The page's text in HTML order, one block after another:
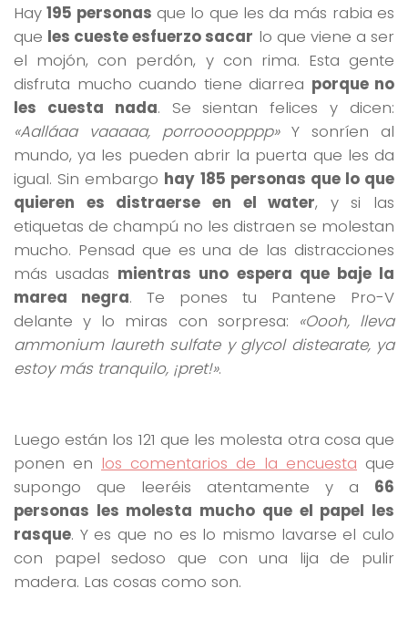
Hay195 personas que lo que les da más rabia es
que les cueste esfuerzo sacar lo que viene a ser
el mojón, con perdón, y con rima. Esta gente
disfruta mucho cuando tiene diarrea porque no
les cuesta nada. Se sientan felices y dicen:
«Aalláaa vaaaaa, porroooopppp»Y sonríen al
mundo, ya les pueden abrir la puerta que les da
igual. Sin embargo hay 185 personas que lo que
quieren es distraerse en el water, y si las
etiquetas de champú no les distraen se molestan
mucho. Pensad que es una de las distracciones
más usadas mientras uno espera que baje la
marea negra. Te pones tu Pantene Pro-V
delante y lo miras con sorpresa: «Oooh, lleva
ammonium laureth sulfate y glycol distearate, ya
estoy más tranquilo, ¡pret!».
Luego están los 121 que les molesta otra cosa que
ponen en los comentarios de la encuesta que
supongo que leeréis atentamente y a 66
personas les molesta mucho que el papel les
rasque. Y es que no es lo mismo lavarse el culo
con papel sedoso que con una lija de pulir
madera. Las cosas como son.